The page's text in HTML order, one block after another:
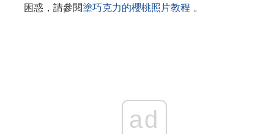
困惑，請參閱塗巧克力的櫻桃照片教程 。
ad